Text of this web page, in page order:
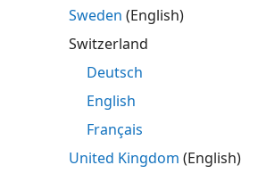
Sweden (English)
Switzerland
Deutsch
English
Français
United Kingdom (English)